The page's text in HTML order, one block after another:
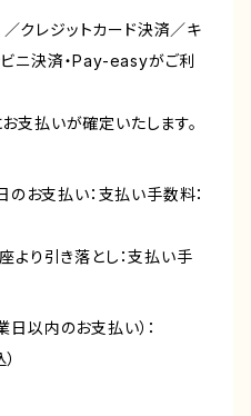
クレジットカード決済／キ
ニ決済・Pay-easyがご利
支払いが確定いたします。
のお支払い：支払い手数料：
より引き落とし：支払い手
以内のお支払い）：